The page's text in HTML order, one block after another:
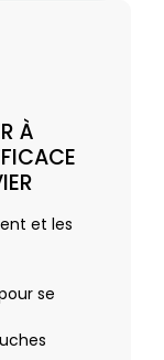
À
et les
se